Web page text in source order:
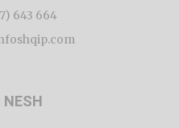
643 664
NESH